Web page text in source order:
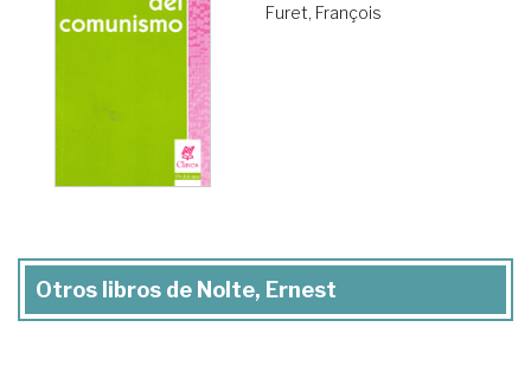
Furet, François
Otros libros de Nolte, Ernest